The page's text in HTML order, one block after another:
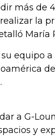
más de
la
María
equipo a
a G-
y